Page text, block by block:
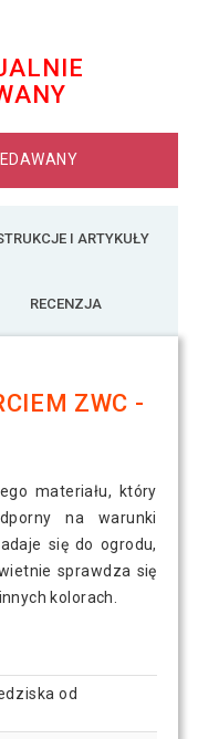
I ARTYKUŁY
RECENZJA
ZWC -
materiału, który
na warunki
się do ogrodu,
sprawdza się
kolorach.
od